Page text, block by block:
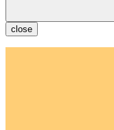
close